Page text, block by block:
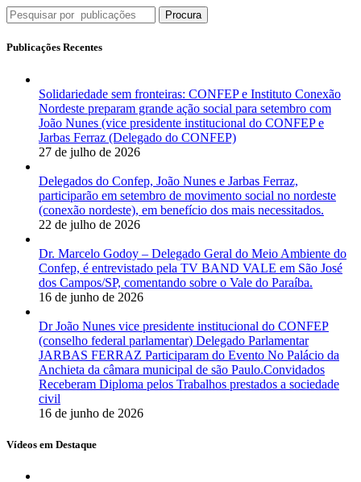
Procura
Publicações Recentes
Solidariedade sem fronteiras: CONFEP e Instituto Conexão
Nordeste preparam grande ação social para setembro com
João Nunes (vice presidente institucional do CONFEP e
Jarbas Ferraz (Delegado do CONFEP)
27 de julho de 2026
Delegados do Confep, João Nunes e Jarbas Ferraz,
participarão em setembro de movimento social no nordeste
(conexão nordeste), em benefício dos mais necessitados.
22 de julho de 2026
Dr. Marcelo Godoy – Delegado Geral do Meio Ambiente do
Confep, é entrevistado pela TV BAND VALE em São José
dos Campos/SP, comentando sobre o Vale do Paraíba.
16 de junho de 2026
Dr João Nunes vice presidente institucional do CONFEP
(conselho federal parlamentar) Delegado Parlamentar
JARBAS FERRAZ Participaram do Evento No Palácio da
Anchieta da câmara municipal de são Paulo.Convidados
Receberam Diploma pelos Trabalhos prestados a sociedade
civil
16 de junho de 2026
Vídeos em Destaque